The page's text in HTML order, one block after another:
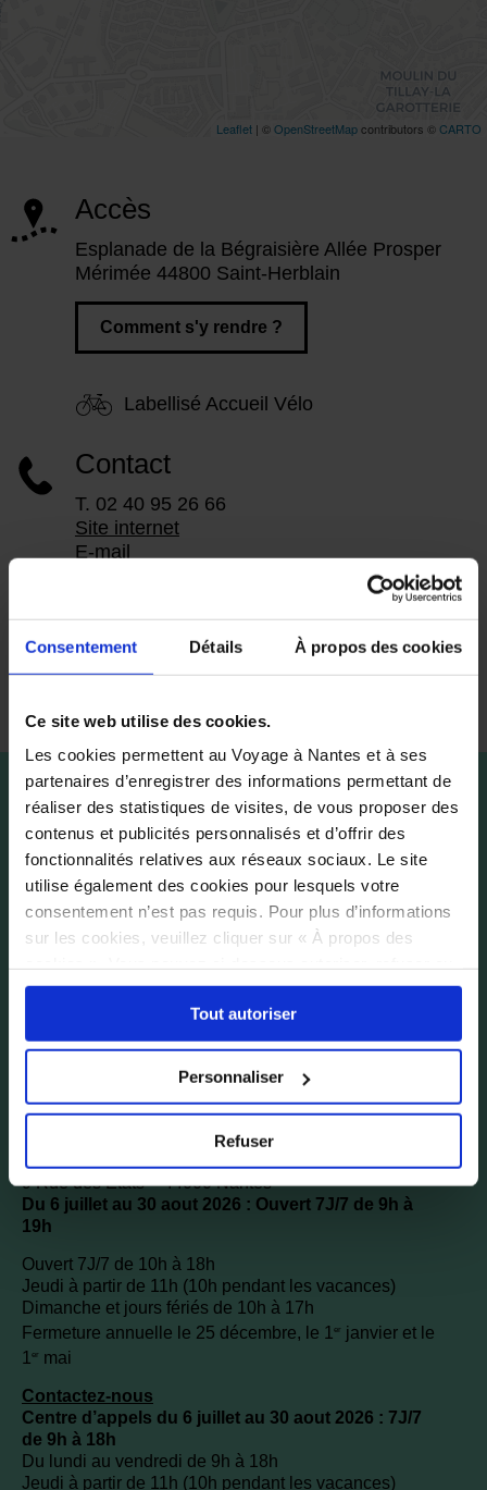
Consentement Détails À propos des cookies
Ce site web utilise des cookies.
Les cookies permettent au Voyage à Nantes et à ses
partenaires d’enregistrer des informations permettant de
réaliser des statistiques de visites, de vous proposer des
contenus et publicités personnalisés et d’offrir des
fonctionnalités relatives aux réseaux sociaux. Le site
utilise également des cookies pour lesquels votre
consentement n’est pas requis. Pour plus d’informations
sur les cookies, veuillez cliquer sur « À propos des
sélectionner les cookies selon les finalités via l'onglet
« Détails ». À tout moment, vous pouvez modifier votre
choix en cliquant sur le lien « Cookies » en bas des
Tout autoriser
Personnaliser
Refuser
Accès
Esplanade de la Bégraisière Allée Prosper
Mérimée 44800 Saint-Herblain
Comment s'y rendre ?
Labellisé Accueil Vélo
Contact
T. 02 40 95 26 66
Site internet
E-mail
Accessibilité
Une chambre accessible aux
personnes à mobilité réduite
Depuis l’étranger +33 272 640 479
Accueil des visiteurs
9 Rue des États – 44000 Nantes
Du 6 juillet au 30 aout 2026 : Ouvert 7J/7 de 9h à
19h
Ouvert 7J/7 de 10h à 18h
Jeudi à partir de 11h (10h pendant les vacances)
Dimanche et jours fériés de 10h à 17h
Fermeture annuelle le 25 décembre, le 1 er
janvier et le
1 er mai
Contactez-nous
Centre d’appels du 6 juillet au 30 aout 2026 : 7J/7
de 9h à 18h
Du lundi au vendredi de 9h à 18h
Jeudi à partir de 11h (10h pendant les vacances)